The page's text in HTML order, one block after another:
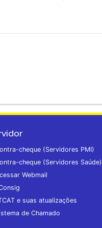
cheque (Servidores PMI)
cheque (Servidores Saúde)
Webmail
e suas atualizações
de Chamado